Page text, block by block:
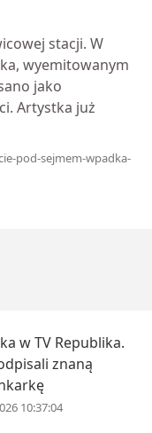
stacji. W
wyemitowanym
jako
Artystka już
pod-sejmem-wpadka-
w TV Republika.
znaną
10:37:04